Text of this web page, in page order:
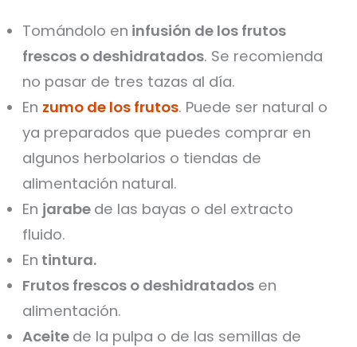
Tomándolo en infusión de los frutos
frescos o deshidratados. Se recomienda
no pasar de tres tazas al día.
En zumo de los frutos. Puede ser natural o
ya preparados que puedes comprar en
algunos herbolarios o tiendas de
alimentación natural.
En jarabe de las bayas o del extracto
fluido.
En tintura.
Frutos frescos o deshidratados en
alimentación.
Aceite de la pulpa o de las semillas de